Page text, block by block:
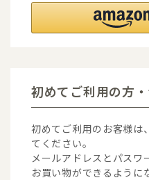
初めてご利用の方
初めてご利用のお客様は
てください。
メールアドレスとパスワ
お買い物ができるように